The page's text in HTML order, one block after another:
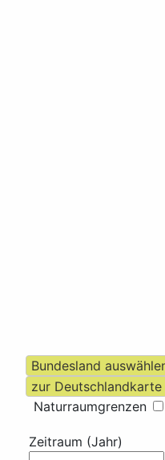
Naturraumgrenzen
Zeitraum (Jahr)